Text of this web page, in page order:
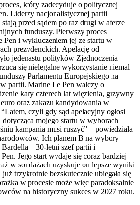
który zadecyduje o politycznej
Liderzy nacjonalistycznej partii
przed sądem po raz drugi w aferze
funduszy. Pierwszy proces
Pen i wykluczeniem jej ze startu w
prezydenckich. Apelację od
jedenastu polityków Zjednoczenia
się nielegalne wykorzystanie niemal
Parlamentu Europejskiego na
partii. Marine Le Pen walczy o
kary czterech lat więzienia, grzywny
oraz zakazu kandydowania w
czyli gdy sąd apelacyjny ogłosi
mojego startu w wyborach
kampania musi ruszyć” – powiedziała
Ich planem B na wybory
– 30-letni szef partii i
Jego start wydaje się coraz bardziej
w sondażach uzyskuje on lepsze wyniki
trzykrotnie bezskutecznie ubiegała się
w procesie może więc paradoksalnie
na historyczny sukces w 2027 roku.